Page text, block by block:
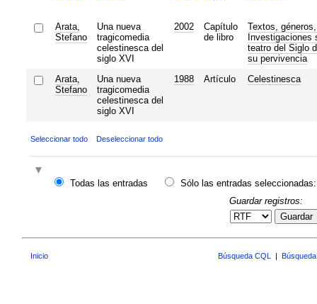
Arata,
Stefano
Una nueva
tragicomedia
celestinesca del
siglo XVI
2002
Capítulo
de libro
Textos,
Investigaciones
teatro del Siglo
su pervivencia
Arata,
Stefano
Una nueva
tragicomedia
celestinesca del
siglo XVI
1988 Artículo Celestinesca
Seleccionar todo Deseleccionar todo
Todas las entradas
Sólo las entradas seleccionadas:
Guardar registros:
Guardar
Inicio Búsqueda CQL